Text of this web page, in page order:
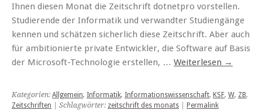
Ihnen diesen Monat die Zeitschrift dotnetpro vorstellen.
Studierende der Informatik und verwandter Studiengänge
kennen und schätzen sicherlich diese Zeitschrift. Aber auch
für ambitionierte private Entwickler, die Software auf Basis
der Microsoft-Technologie erstellen, … Weiterlesen →
Kategorien: Allgemein, Informatik, Informationswissenschaft, KSF, W, ZB,
Zeitschriften | Schlagwörter: zeitschrift des monats Permalink